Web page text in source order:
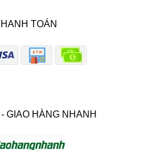
TOÁN
GIAO HÀNG NHANH